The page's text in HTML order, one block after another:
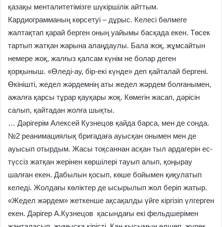
қазақы менталитетімізге шүкіршілік айттым.
Кардиограмманың көрсетуі – дұрыс. Келесі бөлмеге
жалтақтап қарай берген оның уайымы басқада екен. Төсек
тартып жатқан жарына алаңдаулы. Бала жоқ, жұмсайтын
немере жоқ, жалғыз қалсам күнім не болар деген
қорқыныш. «Өледі-ау, бір-екі күнде» деп қайталай бергені.
Өкінішті, жедел жәрдемнің аты жедел жәрдем болғанымен,
ажалға қарсы тұрар қауқары жоқ. Көмегін жасап, дәрісін
салып, қайтадан жолға шықты.
… Дәрігерім Алексей Кузнецов қайда барса, мен де сонда.
№2 реанимациялық бригадаға ауысқан онымен мен де
ауысып отырдым. Жасы тоқсаннан асқан тыл ардагерін ес-
түссіз жатқан жерінен көршілері тауып алып, қоңырау
шалған екен. Дабылын қосып, көше бойымен қиқулатып
келеді. Жолдағы көліктер де ысырылып жол беріп жатыр.
«Жедел жәрдем» жеткенше ақсақалды үйге кіргізіп үлгерген
екен. Дәрігер А.Кузнецов қасындағы екі фельдшерімен